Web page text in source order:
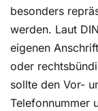
Die E-Mail als
als
mehr
besonders
werden. Laut
eigenen
oder
sollte den Vor-
Telefonnummer